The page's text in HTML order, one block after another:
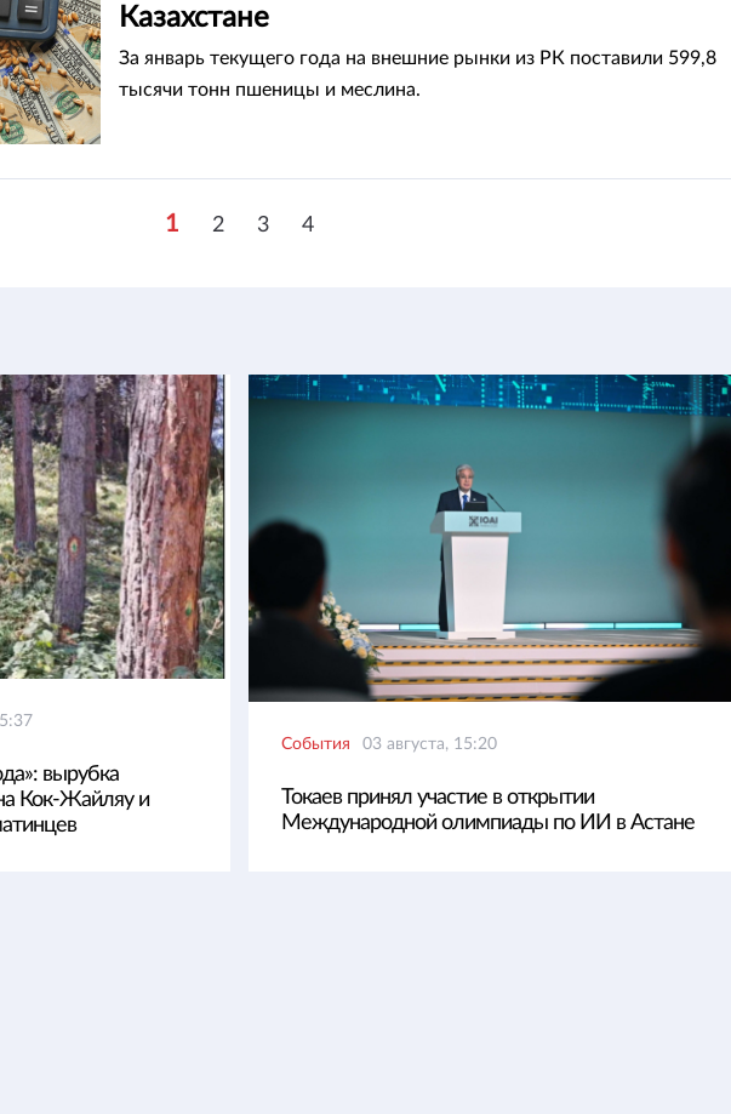
Казахстане
За январь текущего года на внешние рынки из РК поставили 599,8
тысячи тонн пшеницы и меслина.
1 2 3 4
вырубка
Кок-Жайляу и
События 03 августа, 15:20
Токаев принял участие в открытии
Международной олимпиады по ИИ в Астане